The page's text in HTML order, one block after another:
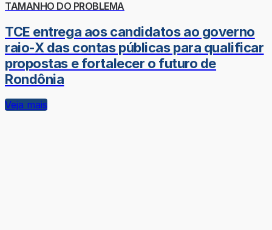
TAMANHO DO PROBLEMA
TCE entrega aos candidatos ao governo
raio-X das contas públicas para qualificar
propostas e fortalecer o futuro de
Rondônia
Veja mais